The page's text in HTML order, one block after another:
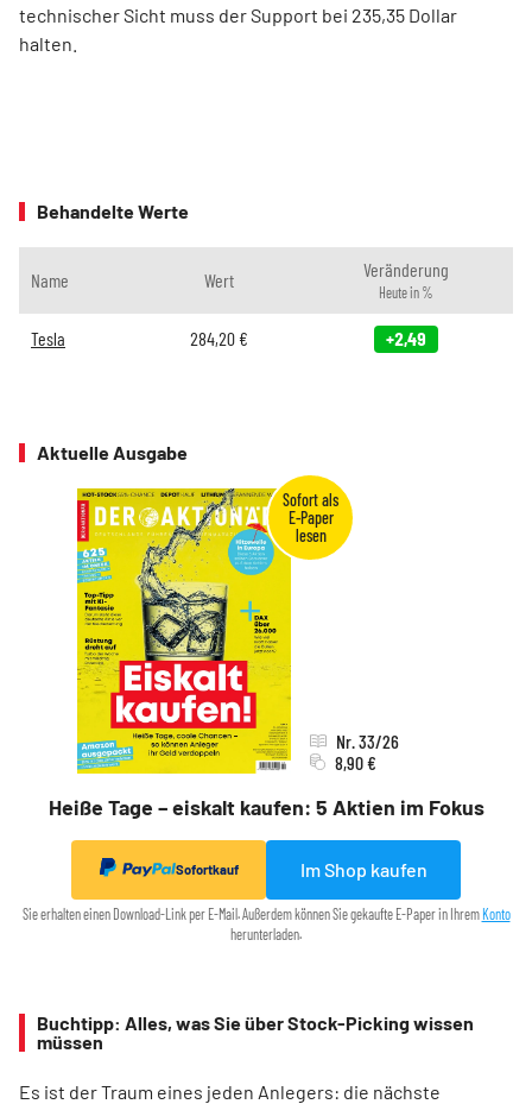
technischer Sicht muss der Support bei 235,35 Dollar
halten.
Behandelte Werte
Name Wert Veränderung
Heute in %
Tesla 284,20 € +2,49
Aktuelle Ausgabe
Heiße Tage – eiskalt kaufen: 5 Aktien im Fokus
Nr. 33/26
8,90 €
Sofortkauf Im Shop kaufen
Sie erhalten einen Download-Link per E-Mail. Außerdem können Sie gekaufte E-Paper in Ihrem Konto
herunterladen.
Buchtipp: Alles, was Sie über Stock-Picking wissen
müssen
Es ist der Traum eines jeden Anlegers: die nächste